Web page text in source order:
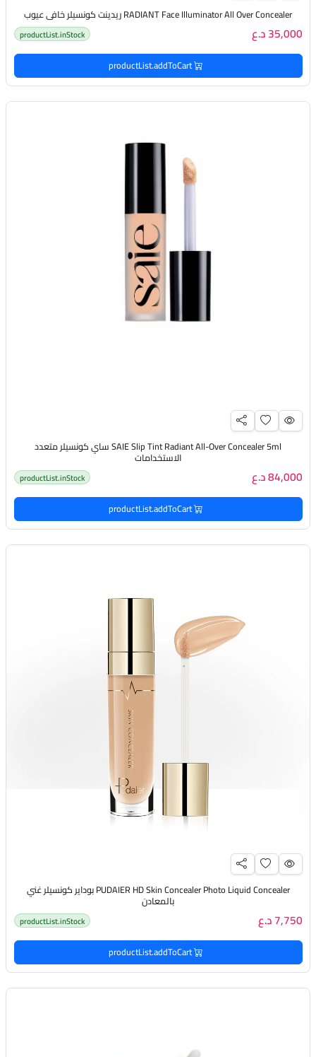
RADIANT Face Illuminator All Over Concealer ريدينت كونسيلر خافي عيوب
35,000 د.ع productList.inStock
productList.addToCart
SAIE Slip Tint Radiant All-Over Concealer 5ml ساي كونسيلر متعدد
الاستخدامات
84,000 د.ع productList.inStock
productList.addToCart
PUDAIER HD Skin Concealer Photo Liquid Concealer بوداير كونسيلر غني
بالمعادن
7,750 د.ع productList.inStock
productList.addToCart